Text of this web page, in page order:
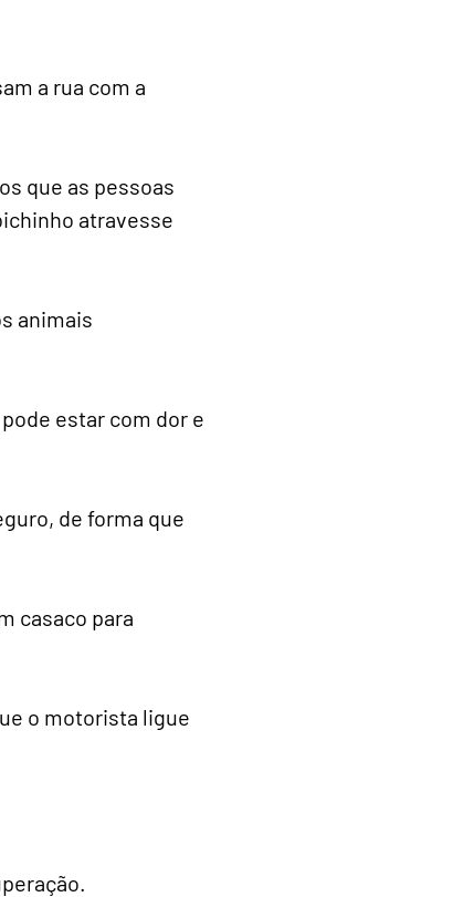
a rua com a
que as pessoas
atravesse
animais
estar com dor e
de forma que
casaco para
o motorista ligue